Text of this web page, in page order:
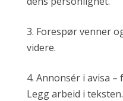
3. Forespør venner
videre.
4. Annonsér i avisa
Legg arbeid i